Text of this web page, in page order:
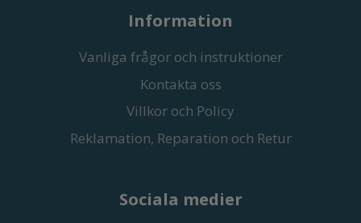
Information
Vanliga frågor och instruktioner
Kontakta oss
Villkor och Policy
Reklamation, Reparation och Retur
Sociala medier